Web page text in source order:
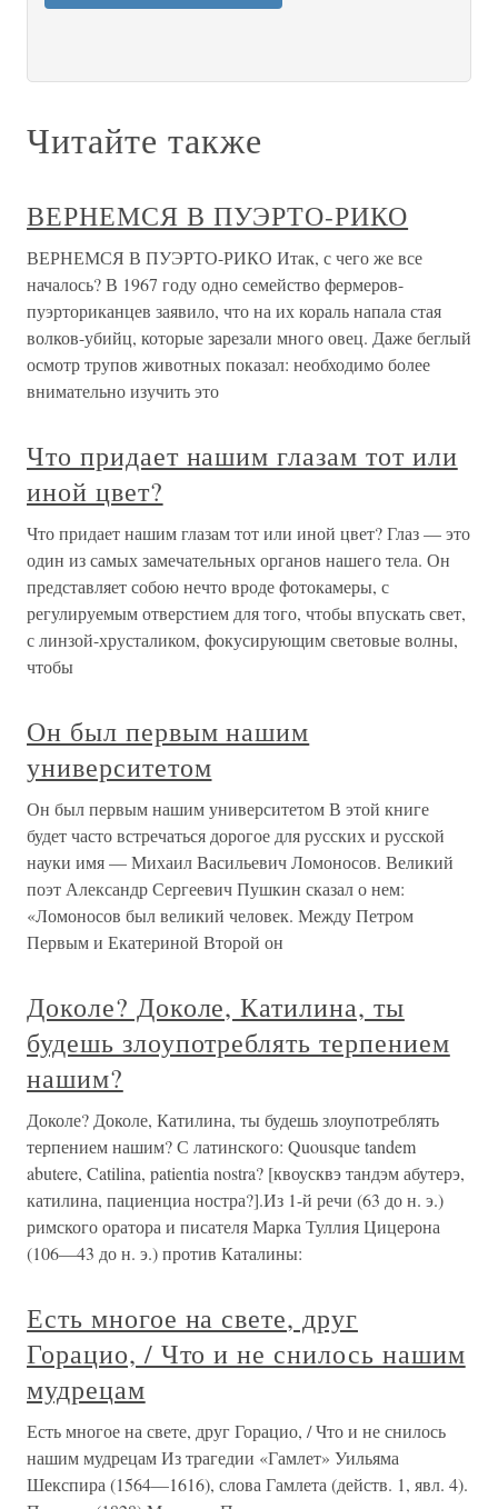
Читайте также
ВЕРНЕМСЯ В ПУЭРТО-РИКО
ВЕРНЕМСЯ В ПУЭРТО-РИКО Итак, с чего же все
началось? В 1967 году одно семейство фермеров-
пуэрториканцев заявило, что на их кораль напала стая
волков-убийц, которые зарезали много овец. Даже беглый
осмотр трупов животных показал: необходимо более
внимательно изучить это
Что придает нашим глазам тот или
иной цвет?
Что придает нашим глазам тот или иной цвет? Глаз — это
один из самых замечательных органов нашего тела. Он
представляет собою нечто вроде фотокамеры, с
регулируемым отверстием для того, чтобы впускать свет,
с линзой-хрусталиком, фокусирующим световые волны,
чтобы
Он был первым нашим
университетом
Он был первым нашим университетом В этой книге
будет часто встречаться дорогое для русских и русской
науки имя — Михаил Васильевич Ломоносов. Великий
поэт Александр Сергеевич Пушкин сказал о нем:
«Ломоносов был великий человек. Между Петром
Первым и Екатериной Второй он
Доколе? Доколе, Катилина, ты
будешь злоупотреблять терпением
нашим?
Доколе? Доколе, Катилина, ты будешь злоупотреблять
терпением нашим? С латинского: Quousque tandem
abutere, Catilina, patientia nostra? [квоусквэ тандэм абутерэ,
катилина, пациенциа ностра?].Из 1-й речи (63 до н. э.)
римского оратора и писателя Марка Туллия Цицерона
(106—43 до н. э.) против Каталины:
Есть многое на свете, друг
Горацио, / Что и не снилось нашим
мудрецам
Есть многое на свете, друг Горацио, / Что и не снилось
нашим мудрецам Из трагедии «Гамлет» Уильяма
Шекспира (1564—1616), слова Гамлета (действ. 1, явл. 4).